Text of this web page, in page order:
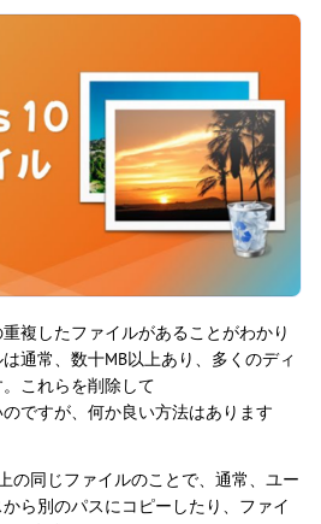
複したファイルがあることがわかり
通常、数十MB以上あり、多くのディ
これらを削除して
のですが、何か良い方法はあります
の同じファイルのことで、通常、ユー
ら別のパスにコピーしたり、ファイ